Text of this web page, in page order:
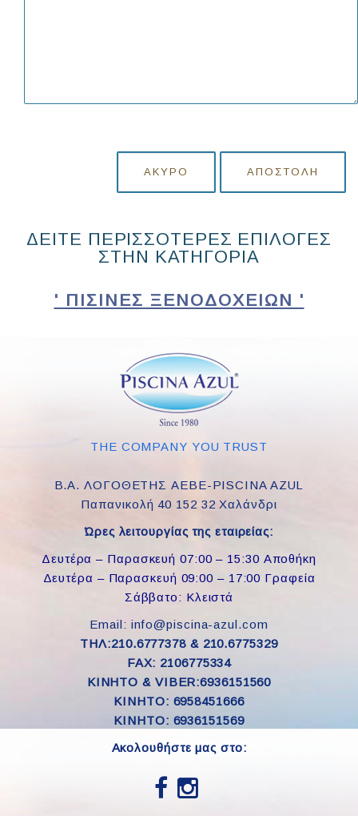
ΆΚΥΡΟ ΑΠΟΣΤΟΛΉ
ΔΕΙΤΕ ΠΕΡΙΣΣΟΤΕΡΕΣ ΕΠΙΛΟΓΕΣ
ΣΤΗΝ ΚΑΤΗΓΟΡΙΑ
' ΠΙΣΊΝΕΣ ΞΕΝΟΔΟΧΕΊΩΝ '
THE COMPANY YOU TRUST
Β.Α. ΛΟΓΟΘΕΤΗΣ ΑΕΒΕ-PISCINA AZUL
Παπανικολή 40 152 32 Χαλάνδρι
Ώρες λειτουργίας της εταιρείας:
Δευτέρα – Παρασκευή 07:00 – 15:30 Αποθήκη
Δευτέρα – Παρασκευή 09:00 – 17:00 Γραφεία
Σάββατο: Κλειστά
Email: info@piscina-azul.com
ΤΗΛ:210.6777378 & 210.6775329
FAX: 2106775334
ΚΙΝΗΤΟ & VIBER:6936151560
KINHTO: 6958451666
KINHTO: 6936151569
Ακολουθήστε μας στο: